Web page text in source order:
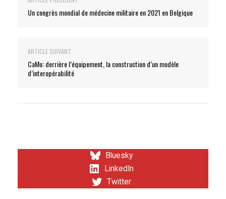
Un congrès mondial de médecine militaire en 2021 en Belgique
ARTICLE SUIVANT
CaMo: derrière l’équipement, la construction d’un modèle
d’interopérabilité
Bluesky
LinkedIn
Twitter